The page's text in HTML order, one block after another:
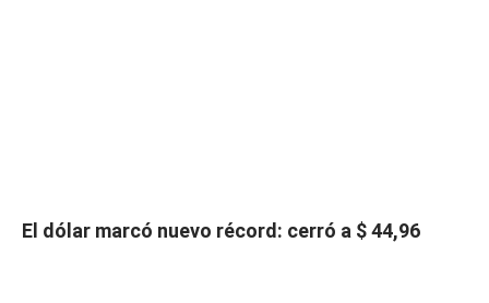
El dólar marcó nuevo récord: cerró a $ 44,96